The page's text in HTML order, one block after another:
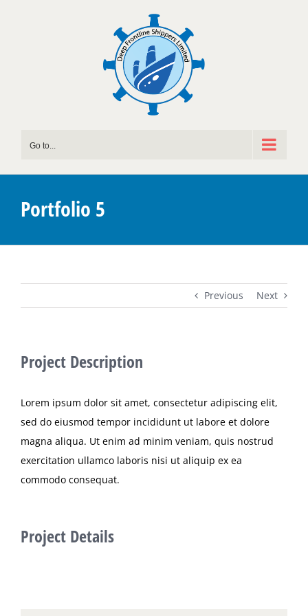
Go to...
Portfolio 5
Previous Next
Project Description
Lorem ipsum dolor sit amet, consectetur adipiscing elit,
sed do eiusmod tempor incididunt ut labore et dolore
magna aliqua. Ut enim ad minim veniam, quis nostrud
exercitation ullamco laboris nisi ut aliquip ex ea
commodo consequat.
Project Details